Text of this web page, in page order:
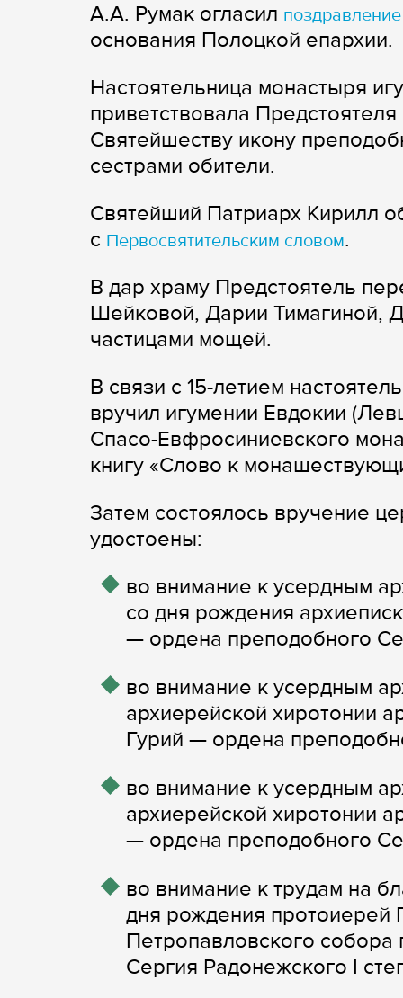
А.А. Румак огласил поздравление
основания Полоцкой епархии.
Настоятельница монастыря
приветствовала
Святейшеству икону
сестрами обители.
Святейший Патриарх Кирилл
с Первосвятительским словом.
В дар храму Предстоятель
Шейковой, Дарии Тимагиной,
частицами мощей.
В связи с 15-летием
вручил игумении Евдокии
Спасо-Евфросиниевского
книгу «Слово к
Затем состоялось вручение
удостоены:
во внимание к усердным
со дня рождения
— ордена преподобного
во внимание к усердным
архиерейской хиротонии
Гурий — ордена
во внимание к усердным
архиерейской хиротонии
— ордена преподобного
во внимание к трудам на
дня рождения протоиерей
Петропавловского
Сергия Радонежского I